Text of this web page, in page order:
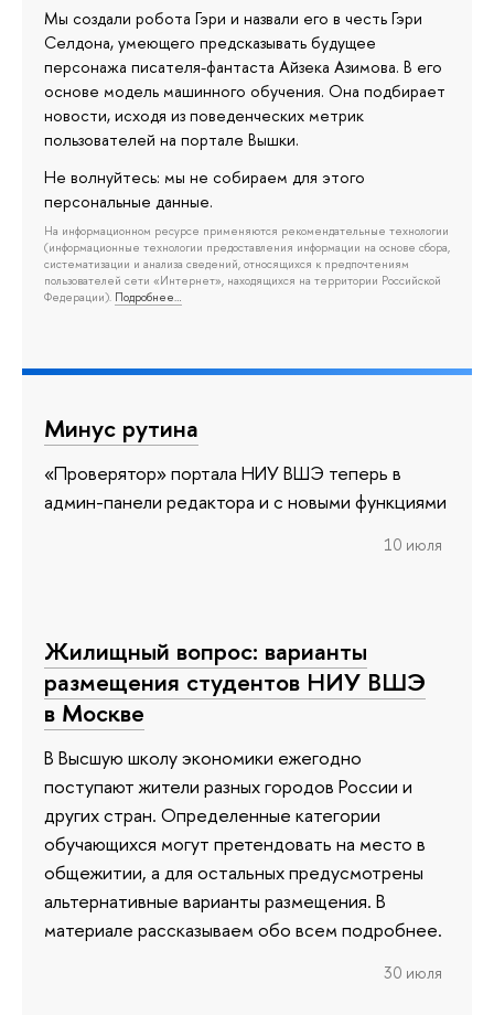
Мы создали робота Гэри и назвали его в честь Гэри
Селдона, умеющего предсказывать будущее
персонажа писателя-фантаста Айзека Азимова. В его
основе модель машинного обучения. Она подбирает
новости, исходя из поведенческих метрик
пользователей на портале Вышки.
Не волнуйтесь: мы не собираем для этого
персональные данные.
На информационном ресурсе применяются рекомендательные технологии
(информационные технологии предоставления информации на основе сбора,
систематизации и анализа сведений, относящихся к предпочтениям
пользователей сети «Интернет», находящихся на территории Российской
Федерации). Подробнее…
Минус рутина
«Проверятор» портала НИУ ВШЭ теперь в
админ-панели редактора и с новыми функциями
10 июля
Жилищный вопрос: варианты
размещения студентов НИУ ВШЭ
в Москве
В Высшую школу экономики ежегодно
поступают жители разных городов России и
других стран. Определенные категории
обучающихся могут претендовать на место в
общежитии, а для остальных предусмотрены
альтернативные варианты размещения. В
материале рассказываем обо всем подробнее.
30 июля